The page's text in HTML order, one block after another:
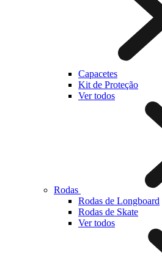
Capacetes
Kit de Proteção
Ver todos
Rodas
Rodas de Longboard
Rodas de Skate
Ver todos